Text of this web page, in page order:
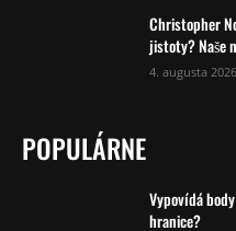
Christopher
jistoty? Naše
4. augusta 2026
POPULÁRNE
Vypovídá
hranice?